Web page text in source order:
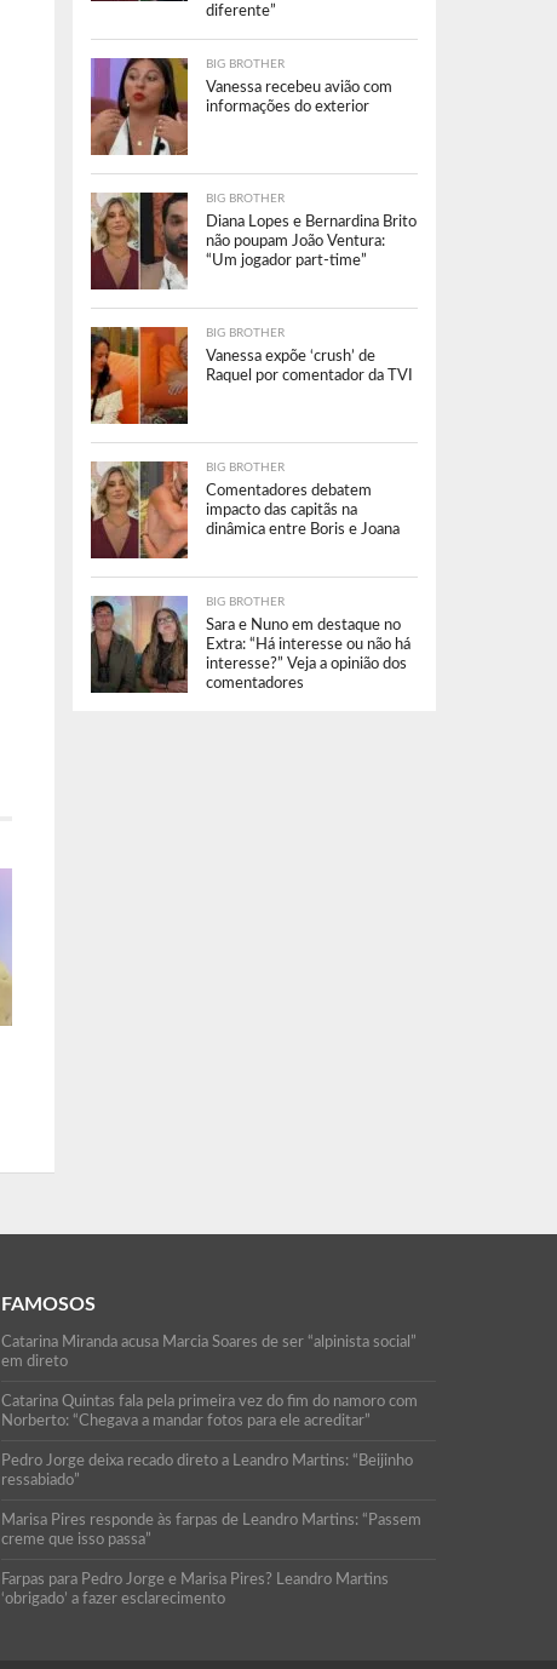
diferente”
BIG BROTHER
Vanessa recebeu avião com
informações do exterior
BIG BROTHER
Diana Lopes e Bernardina Brito
não poupam João Ventura:
“Um jogador part-time”
BIG BROTHER
Vanessa expõe ‘crush’ de
Raquel por comentador da TVI
BIG BROTHER
Comentadores debatem
impacto das capitãs na
dinâmica entre Boris e Joana
BIG BROTHER
Sara e Nuno em destaque no
Extra: “Há interesse ou não há
interesse?” Veja a opinião dos
comentadores
FAMOSOS
Catarina Miranda acusa Marcia Soares de ser “alpinista social”
em direto
Catarina Quintas fala pela primeira vez do fim do namoro com
Norberto: “Chegava a mandar fotos para ele acreditar”
Pedro Jorge deixa recado direto a Leandro Martins: “Beijinho
ressabiado”
Marisa Pires responde às farpas de Leandro Martins: “Passem
creme que isso passa”
Farpas para Pedro Jorge e Marisa Pires? Leandro Martins
‘obrigado’ a fazer esclarecimento